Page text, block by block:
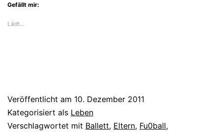
Gefällt mir:
Lädt…
Veröffentlicht am 10. Dezember 2011
Kategorisiert als Leben
Verschlagwortet mit Ballett, Eltern, Fu0ball,